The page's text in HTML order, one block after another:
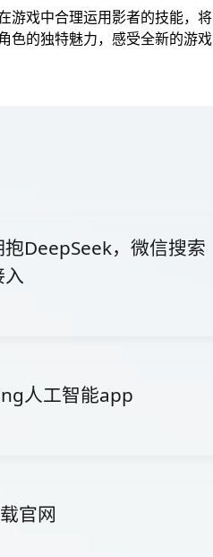
游戏中合理运用影者的技能，将
色的独特魅力，感受全新的游戏
DeepSeek，微信搜索
入
人工智能app
官网